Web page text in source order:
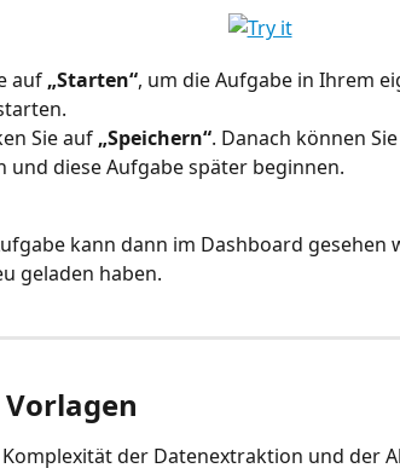
auf „Starten“, um die Aufgabe in Ihrem
Sie auf „Speichern“. Danach können
diese Aufgabe später beginnen.
kann dann im Dashboard gesehen
geladen haben.
der Datenextraktion und der